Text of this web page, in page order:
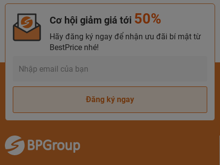
Cơ hội giảm giá tới 50%
Hãy đăng ký ngay để nhận ưu đãi bí mật từ
BestPrice nhé!
Đăng ký ngay